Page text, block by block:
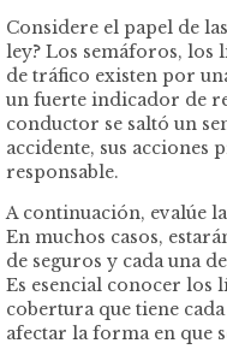
Considere el papel de
ley? Los semáforos, los
de tráfico existen por
un fuerte indicador de
conductor se saltó un
accidente, sus acciones
responsable.
A continuación, evalúe
En muchos casos,
de seguros y cada una
Es esencial conocer los
cobertura que tiene
afectar la forma en que